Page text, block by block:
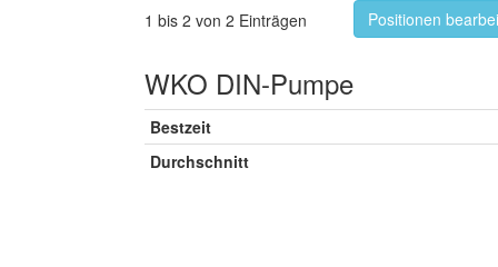
1 bis 2 von 2 Einträgen Positionen
WKO DIN-Pumpe
Bestzeit
Durchschnitt